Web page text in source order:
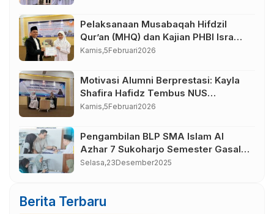
Pelaksanaan Musabaqah Hifdzil
Qur’an (MHQ) dan Kajian PHBI Isra
Mi’raj SMA Islam Al Azhar 7
Kamis,5Februari2026
Motivasi Alumni Berprestasi: Kayla
Shafira Hafidz Tembus NUS
Singapura
Kamis,5Februari2026
Pengambilan BLP SMA Islam Al
Azhar 7 Sukoharjo Semester Gasal
Tahun Pelajaran 2025-2026
Selasa,23Desember2025
Berita Terbaru